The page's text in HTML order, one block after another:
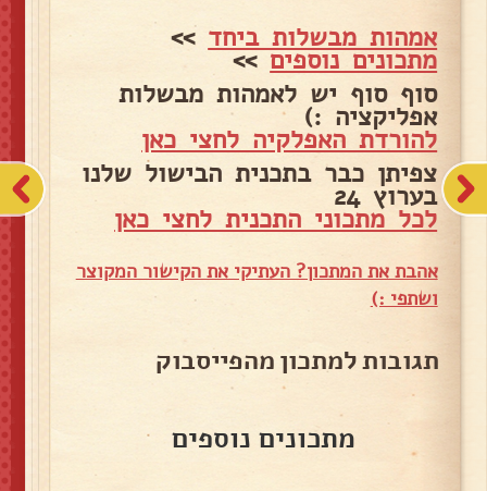
אמהות מבשלות ביחד >>
מתכונים נוספים>>
סוף סוף יש לאמהות מבשלות
אפליקציה :)
להורדת האפלקיה לחצי כאן
צפיתן כבר בתכנית הבישול שלנו
בערוץ 24
לכל מתכוני התכנית לחצי כאן
אהבת את המתכון? העתיקי את הקישור המקוצר
ושתפי :)
תגובות למתכון מהפייסבוק
מתכונים נוספים